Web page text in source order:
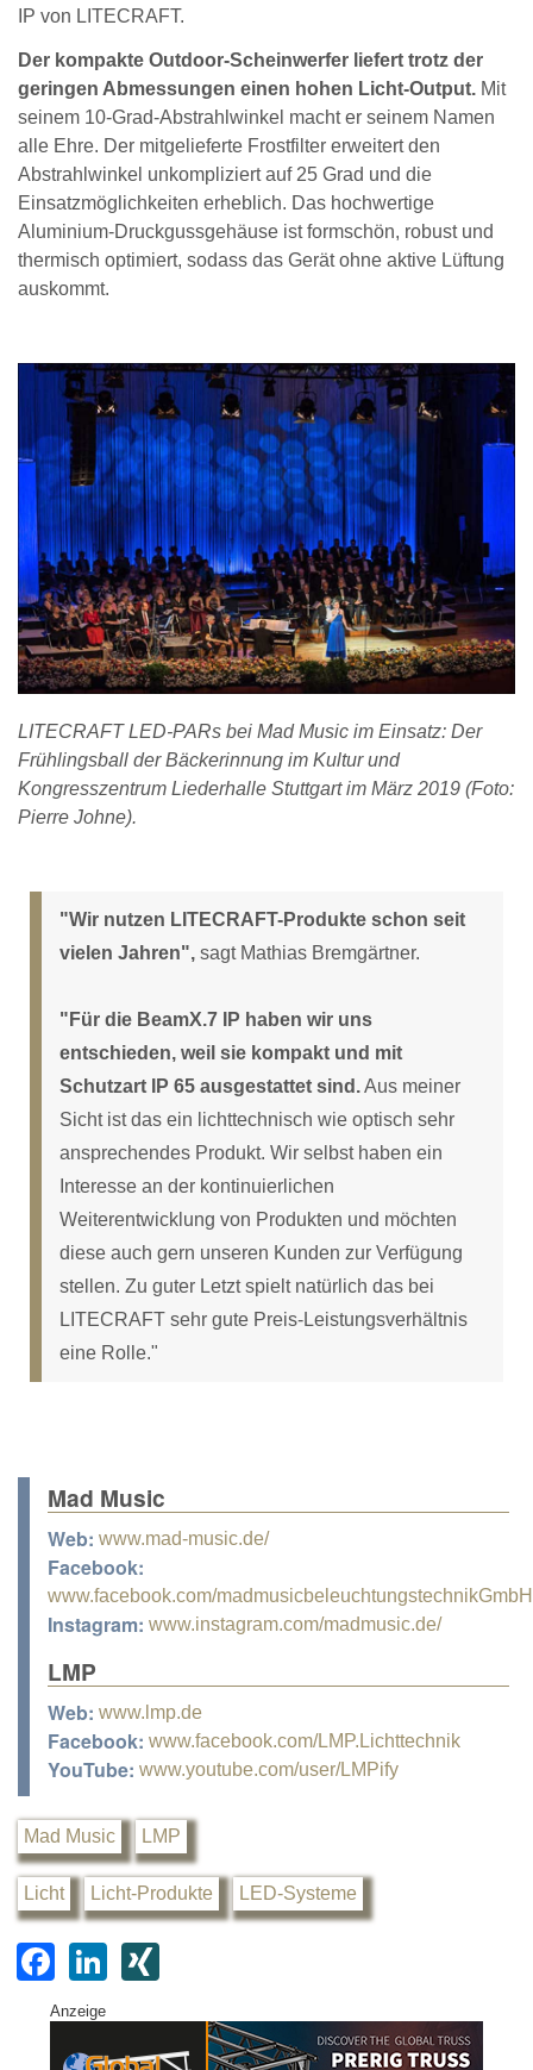
IP von LITECRAFT.
Der kompakte Outdoor-Scheinwerfer liefert trotz der
geringen Abmessungen einen hohen Licht-Output. Mit
seinem 10-Grad-Abstrahlwinkel macht er seinem Namen
alle Ehre. Der mitgelieferte Frostfilter erweitert den
Abstrahlwinkel unkompliziert auf 25 Grad und die
Einsatzmöglichkeiten erheblich. Das hochwertige
Aluminium-Druckgussgehäuse ist formschön, robust und
thermisch optimiert, sodass das Gerät ohne aktive Lüftung
auskommt.
LITECRAFT LED-PARs bei Mad Music im Einsatz: Der
Frühlingsball der Bäckerinnung im Kultur und
Kongresszentrum Liederhalle Stuttgart im März 2019 (Foto:
Pierre Johne).
"Wir nutzen LITECRAFT-Produkte schon seit
vielen Jahren", sagt Mathias Bremgärtner.
"Für die BeamX.7 IP haben wir uns
entschieden, weil sie kompakt und mit
Schutzart IP 65 ausgestattet sind.Aus meiner
Sicht ist das ein lichttechnisch wie optisch sehr
ansprechendes Produkt. Wir selbst haben ein
Interesse an der kontinuierlichen
Weiterentwicklung von Produkten und möchten
diese auch gern unseren Kunden zur Verfügung
stellen. Zu guter Letzt spielt natürlich das bei
LITECRAFT sehr gute Preis-Leistungsverhältnis
eine Rolle."
Mad Music
Web: www.mad-music.de/
Facebook:
www.facebook.com/madmusicbeleuchtungstechnikGmbH
Instagram: www.instagram.com/madmusic.de/
LMP
Web: www.lmp.de
Facebook: www.facebook.com/LMP.Lichttechnik
YouTube: www.youtube.com/user/LMPify
Mad Music LMP
Licht Licht-Produkte LED-Systeme
F
a
c
Li
k
G
Anzeige